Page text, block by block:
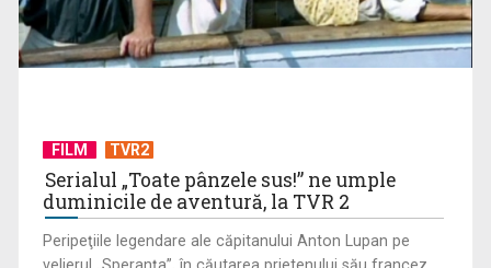
Arnold Schwarzenegger: „Am știut că vreau să joc rolul
FILM TVR2
Serialul „Toate pânzele sus!” ne umple
duminicile de aventură, la TVR 2
Peripeţiile legendare ale căpitanului Anton Lupan pe